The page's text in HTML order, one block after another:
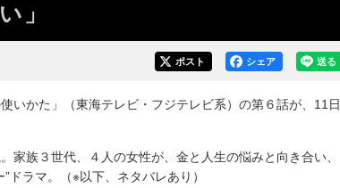
」
送る
シェア
ポスト
かた」（東海テレビ・フジテレビ系）の第６話が、11日
族３世代、４人の女性が、金と人生の悩みと向き合い、
ドラマ。（※以下、ネタバレあり）